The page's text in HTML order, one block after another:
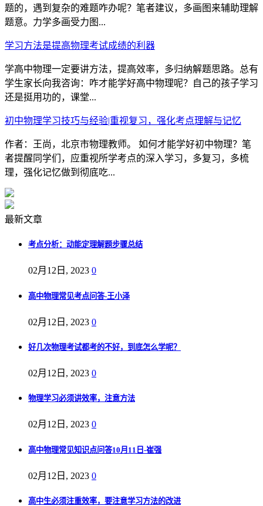
题的，遇到复杂的难题咋办呢？笔者建议，多画图来辅助理解
题意。力学多画受力图...
学习方法是提高物理考试成绩的利器
学高中物理一定要讲方法，提高效率，多归纳解题思路。总有
学生家长向我咨询：咋才能学好高中物理呢？自己的孩子学习
还是挺用功的，课堂...
初中物理学习技巧与经验|重视复习，强化考点理解与记忆
作者：王尚，北京市物理教师。 如何才能学好初中物理？笔
者提醒同学们，应重视所学考点的深入学习，多复习，多梳
理，强化记忆做到彻底吃...
最新文章
考点分析：动能定理解题步骤总结
02月12日, 2023 0
高中物理常见考点问答-王小泽
02月12日, 2023 0
好几次物理考试都考的不好，到底怎么学呢？
02月12日, 2023 0
物理学习必须讲效率，注意方法
02月12日, 2023 0
高中物理常见知识点问答10月11日-崔强
02月12日, 2023 0
高中生必须注重效率，要注意学习方法的改进